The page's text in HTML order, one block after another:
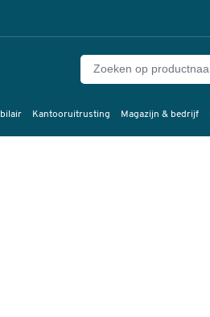
Kantooruitrusting Magazijn & bedrijf